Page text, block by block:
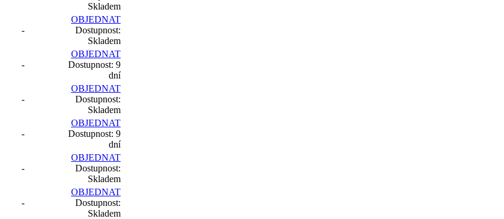
Skladem
-
OBJEDNAT
Dostupnost:
Skladem
-
OBJEDNAT
Dostupnost: 9
dní
-
OBJEDNAT
Dostupnost:
Skladem
-
OBJEDNAT
Dostupnost: 9
dní
-
OBJEDNAT
Dostupnost:
Skladem
-
OBJEDNAT
Dostupnost:
Skladem